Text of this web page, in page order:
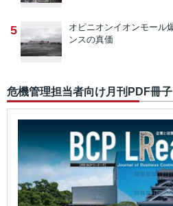
5 オピニオンイオンモール
ンスの真価
危機管理担当者向け月刊PDF冊子